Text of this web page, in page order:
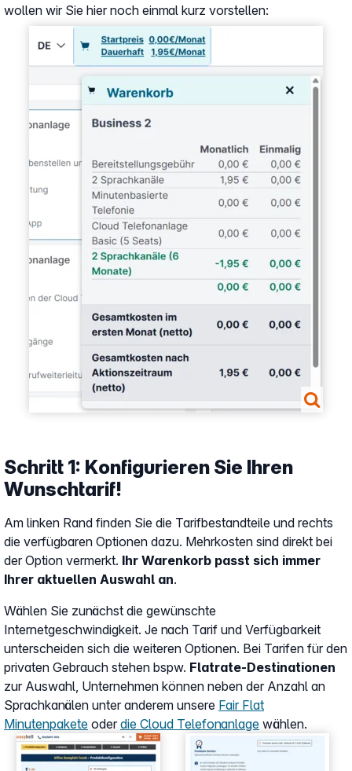
Show larger version
wollen wir Sie hier noch einmal kurz vorstellen:
Show larger version Show larger version
Schritt 1: Konfigurieren Sie Ihren
Wunschtarif!
Am linken Rand finden Sie die Tarifbestandteile und rechts
die verfügbaren Optionen dazu. Mehrkosten sind direkt bei
der Option vermerkt. Ihr Warenkorb passt sich immer
Ihrer aktuellen Auswahl an.
Wählen Sie zunächst die gewünschte
Internetgeschwindigkeit. Je nach Tarif und Verfügbarkeit
unterscheiden sich die weiteren Optionen. Bei Tarifen für den
privaten Gebrauch stehen bspw. Flatrate-Destinationen
zur Auswahl, Unternehmen können neben der Anzahl an
Sprachkanälen unter anderem unsere Fair Flat
Minutenpakete oder die Cloud Telefonanlage wählen.